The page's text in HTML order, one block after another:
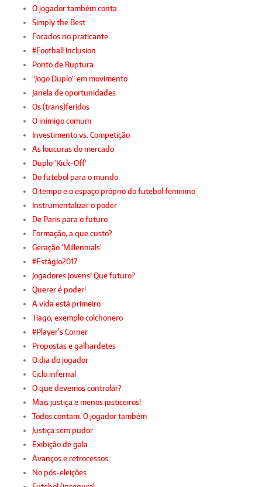
O jogador também conta
Simply the Best
Focados no praticante
#Football Inclusion
Ponto de Ruptura
"Jogo Duplo" em movimento
Janela de oportunidades
Os (trans)feridos
O inimigo comum
Investimento vs. Competição
As loucuras do mercado
Duplo 'Kick-Off'
Do futebol para o mundo
O tempo e o espaço próprio do futebol feminino
Instrumentalizar o poder
De Paris para o futuro
Formação, a que custo?
Geração ‘Millennials’
#Estágio2017
Jogadores jovens! Que futuro?
Querer é poder!
A vida está primeiro
Tiago, exemplo colchonero
#Player’s Corner
Propostas e galhardetes
O dia do jogador
Ciclo infernal
O que devemos controlar?
Mais justiça e menos justiceiros!
Todos contam. O jogador também
Justiça sem pudor
Exibição de gala
Avanços e retrocessos
No pós-eleições